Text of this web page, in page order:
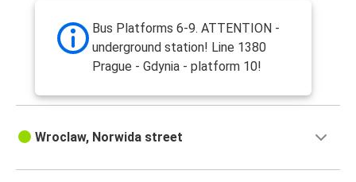
Bus Platforms 6-9. ATTENTION -
underground station! Line 1380
Prague - Gdynia - platform 10!
Wroclaw, Norwida street